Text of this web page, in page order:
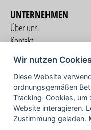
UNTERNEHMEN
Über uns
Kontakt
Nutzungsbedingungen
Datenschutzerklärung
Impressum
Wir nutzen
Diese Website
ordnungsgemäßen
Tracking-Cookies, um
Website interagieren.
Zustimmung geladen.